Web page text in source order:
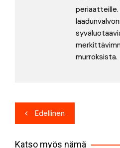
murroksista.
Artikkelien
selaus
Edellinen
Katso myös nämä